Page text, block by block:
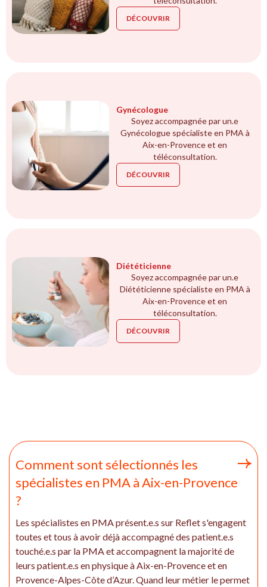
DÉCOUVRIR
Gynécologue
Soyez accompagnée par un.e
Gynécologue spécialiste en PMA à
Aix-en-Provence et en
téléconsultation.
DÉCOUVRIR
Diététicienne
Soyez accompagnée par un.e
Diététicienne spécialiste en PMA à
Aix-en-Provence et en
téléconsultation.
DÉCOUVRIR
Comment sont sélectionnés les
spécialistes en PMA à Aix-en-Provence
?
Les spécialistes en PMA présent.e.s sur Reflet s'engagent
toutes et tous à avoir déjà accompagné des patient.e.s
touché.e.s par la PMA et accompagnent la majorité de
leurs patient.e.s en physique à Aix-en-Provence et en
Provence-Alpes-Côte d’Azur. Quand leur métier le permet